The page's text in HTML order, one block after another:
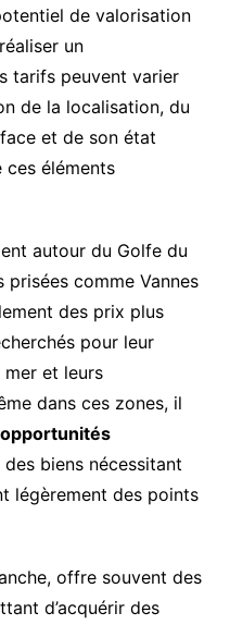
de valorisation
un
tarifs peuvent varier
de la localisation, du
et de son état
ces éléments
autour du Golfe du
prisées comme Vannes
des prix plus
pour leur
et leurs
dans ces zones, il
opportunités
biens nécessitant
légèrement des points
offre souvent des
d’acquérir des